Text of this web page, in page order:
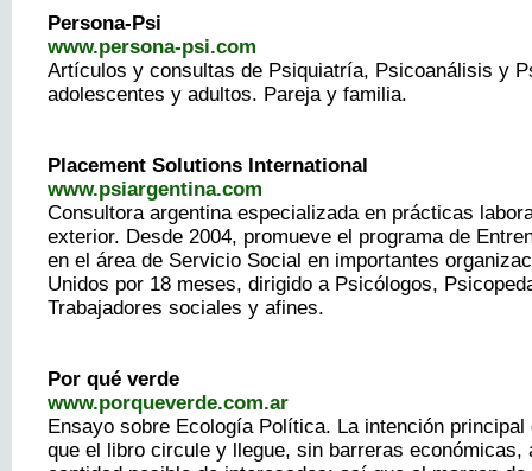
Persona-Psi
www.persona-psi.com
Artículos y consultas de Psiquiatría, Psicoanálisis y
adolescentes y adultos. Pareja y familia.
Placement Solutions International
www.psiargentina.com
Consultora argentina especializada en prácticas
exterior. Desde 2004, promueve el programa de
en el área de Servicio Social en importantes
Unidos por 18 meses, dirigido a Psicólogos,
Trabajadores sociales y afines.
Por qué verde
www.porqueverde.com.ar
Ensayo sobre Ecología Política. La intención principal
que el libro circule y llegue, sin barreras económicas,